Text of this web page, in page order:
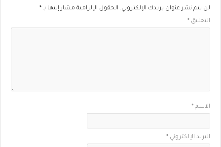
لن يتم نشر عنوان بريدك الإلكتروني. الحقول الإلزامية مشار إليها بـ*
التعليق*
الاسم*
البريد الإلكتروني*